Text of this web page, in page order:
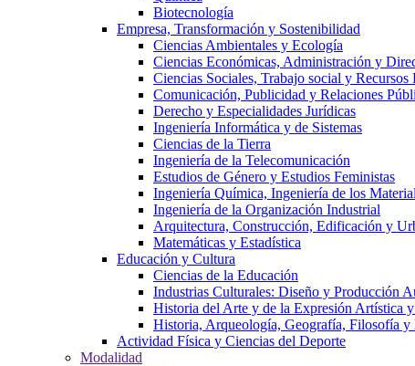
Biotecnología
Empresa, Transformación y Sostenibilidad
Ciencias Ambientales y Ecología
Ciencias Económicas, Administración y
Ciencias Sociales, Trabajo social y
Comunicación, Publicidad y Relaciones
Derecho y Especialidades Jurídicas
Ingeniería Informática y de Sistemas
Ciencias de la Tierra
Ingeniería de la Telecomunicación
Estudios de Género y Estudios Feministas
Ingeniería Química, Ingeniería de los
Ingeniería de la Organización Industrial
Arquitectura, Construcción, Edificación y
Matemáticas y Estadística
Educación y Cultura
Ciencias de la Educación
Industrias Culturales: Diseño y Producción
Historia del Arte y de la Expresión Artística
Historia, Arqueología, Geografía, Filosofía y
Actividad Física y Ciencias del Deporte
Modalidad